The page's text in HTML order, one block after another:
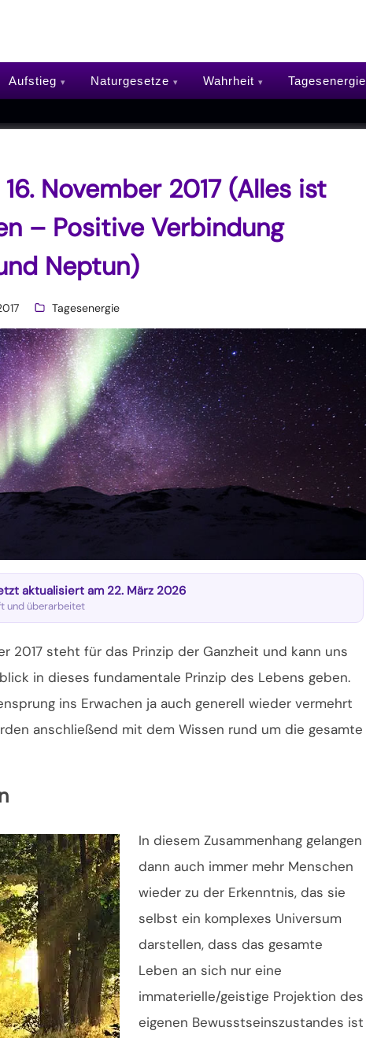
Aufstieg Naturgesetze Wahrheit Tagesenergie
November 2017 (Alles ist
– Positive Verbindung
Neptun)
Tagesenergie
aktualisiert am 22. März 2026
und überarbeitet
2017 steht für das Prinzip der Ganzheit und kann uns
in dieses fundamentale Prinzip des Lebens geben.
ins Erwachen ja auch generell wieder vermehrt
anschließend mit dem Wissen rund um die gesamte
In diesem Zusammenhang gelangen
dann auch immer mehr Menschen
wieder zu der Erkenntnis, das sie
selbst ein komplexes Universum
darstellen, dass das gesamte
Leben an sich nur eine
immaterielle/geistige Projektion des
eigenen Bewusstseinszustandes ist